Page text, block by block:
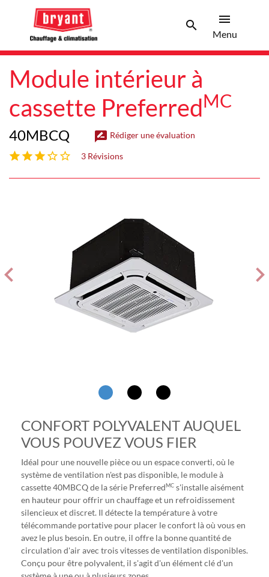
search menu
Menu
Module intérieur à
cassette PreferredMC
40MBCQ rate_review Rédiger une évaluation
3 étoiles sur 53 Révisions
CONFORT POLYVALENT AUQUEL
VOUS POUVEZ VOUS FIER
Idéal pour une nouvelle pièce ou un espace converti, où le
système de ventilation n'est pas disponible, le module à
cassette 40MBCQ de la série PreferredMC s'installe aisément
en hauteur pour offrir un chauffage et un refroidissement
silencieux et discret. Il détecte la température à votre
télécommande portative pour placer le confort là où vous en
avez le plus besoin. En outre, il offre la bonne quantité de
circulation d'air avec trois vitesses de ventilation disponibles.
Conçu pour être polyvalent, il s'agit d'un élément clé d'un